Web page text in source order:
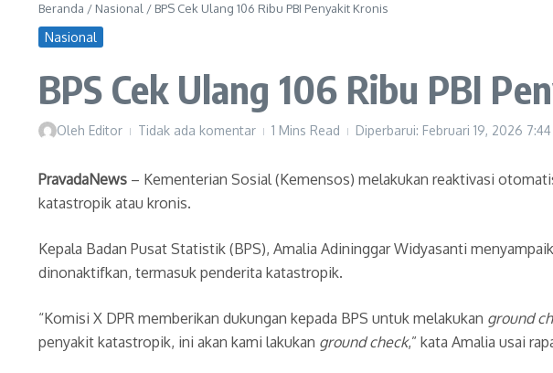
Beranda / Nasional / BPS Cek Ulang 106 Ribu PBI Penyakit Kronis
Nasional
BPS Cek Ulang 106 Ribu PBI
Oleh Editor Tidak ada komentar 1 Mins Read Diperbarui: Februari 19, 2026
PravadaNews – Kementerian Sosial (Kemensos) melakukan reaktivasi
katastropik atau kronis.
Kepala Badan Pusat Statistik (BPS), Amalia Adininggar Widyasanti
dinonaktifkan, termasuk penderita katastropik.
“Komisi X DPR memberikan dukungan kepada BPS untuk melakukan ground
penyakit katastropik, ini akan kami lakukan ground check,” kata Amalia usai